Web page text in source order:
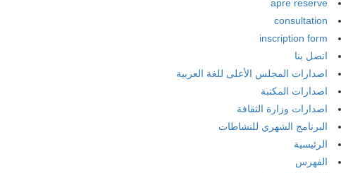
apre reserve
consultation
inscription form
اتصل بنا
اصدارات المجلس الأعلى للغة العربية
اصدارات المكتبة
اصدارات وزارة الثقافة
البرنامج الشهري للنشاطات
الرئيسية
الفهرس